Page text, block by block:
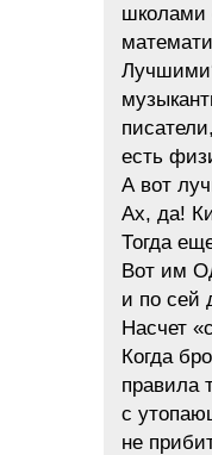
школами
есть
А вот
Ах, да!
Тогда
Вот им
и по сей
Насчет
Когда
правила
с
не